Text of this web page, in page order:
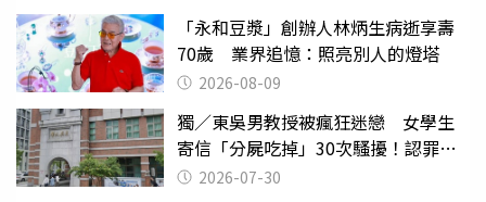
「永和豆漿」創辦人林炳生病逝享壽
70歲 業界追憶：照亮別人的燈塔
2026-08-09
獨／東吳男教授被瘋狂迷戀 女學生
寄信「分屍吃掉」30次騷擾！認罪免
關 2026-07-30